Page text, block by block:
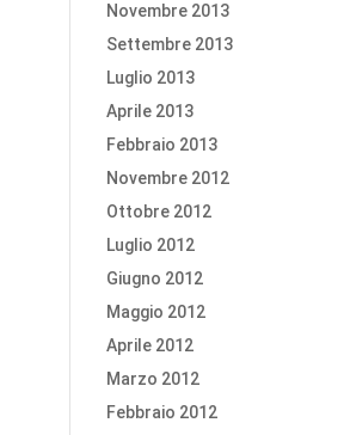
Novembre 2013
Settembre 2013
Luglio 2013
Aprile 2013
Febbraio 2013
Novembre 2012
Ottobre 2012
Luglio 2012
Giugno 2012
Maggio 2012
Aprile 2012
Marzo 2012
Febbraio 2012